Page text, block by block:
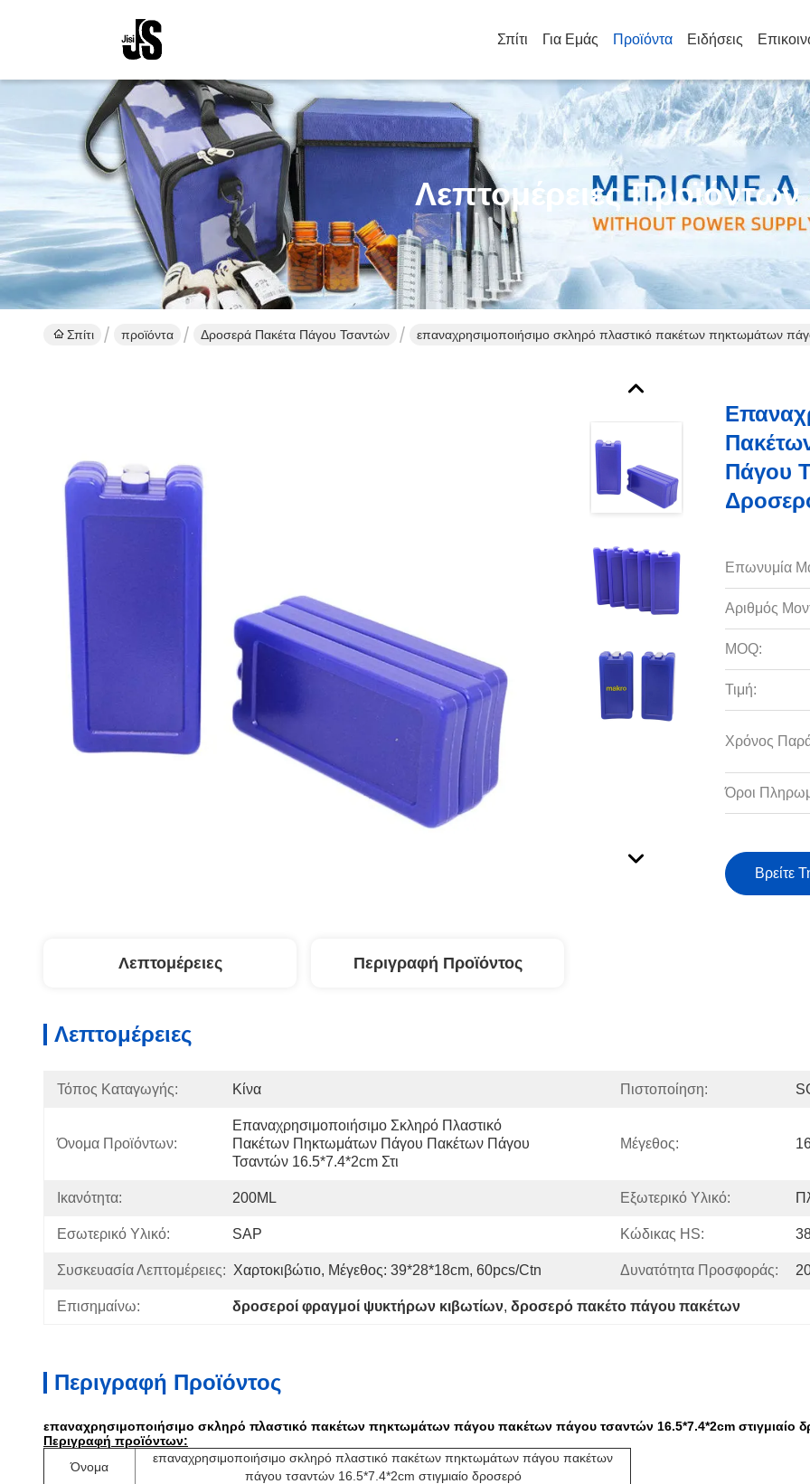
Σπίτι Για Εμάς Προϊόντα Ειδήσεις
Λεπτομέρειες Προϊόντων
Σπίτι προϊόντα Δροσερά Πακέτα Πάγου Τσαντών επαναχρησιμοποιήσιμο σκληρό πλαστικό πακέτων πηκτωμάτων
Πάγου
Επωνυμία
Αριθμός
MOQ:
Τιμή:
Χρόνος
Όροι
Βρείτε
Λεπτομέρειες Περιγραφή Προϊόντος
Λεπτομέρειες
Τόπος Καταγωγής: Κίνα Πιστοποίηση:
Όνομα Προϊόντων:
Επαναχρησιμοποιήσιμο Σκληρό Πλαστικό
Πακέτων Πηκτωμάτων Πάγου Πακέτων Πάγου
Τσαντών 16.5*7.4*2cm Στι
Μέγεθος:
Ικανότητα: 200ML Εξωτερικό Υλικό:
Εσωτερικό Υλικό: SAP Κώδικας HS:
Συσκευασία Λεπτομέρειες: Χαρτοκιβώτιο, Μέγεθος: 39*28*18cm, 60pcs/ctn Δυνατότητα Προσφοράς:
Επισημαίνω: δροσεροί φραγμοί ψυκτήρων κιβωτίων, δροσερό πακέτο πάγου πακέτων
Περιγραφή Προϊόντος
επαναχρησιμοποιήσιμο σκληρό πλαστικό πακέτων πηκτωμάτων πάγου πακέτων πάγου τσαντών 16.5*7.4*2cm στιγμιαίο
Περιγραφή προϊόντων:
Όνομα
επαναχρησιμοποιήσιμο σκληρό πλαστικό πακέτων πηκτωμάτων πάγου πακέτων
πάγου τσαντών 16.5*7.4*2cm στιγμιαίο δροσερό